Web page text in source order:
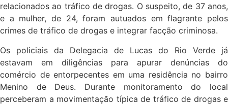
relacionados ao tráfico de drogas. O suspeito, de 37 anos,
e a mulher, de 24, foram autuados em flagrante pelos
crimes de tráfico de drogas e integrar facção criminosa.
Os policiais da Delegacia de Lucas do Rio Verde já
estavam em diligências para apurar denúncias do
comércio de entorpecentes em uma residência no bairro
Menino de Deus. Durante monitoramento do local
perceberam a movimentação típica de tráfico de drogas e